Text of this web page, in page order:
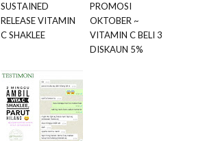
SUSTAINED
RELEASE VITAMIN
C SHAKLEE
PROMOSI
OKTOBER ~
VITAMIN C BELI 3
DISKAUN 5%